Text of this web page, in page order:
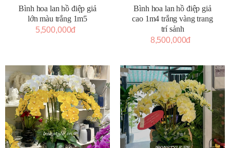
Bình hoa lan hồ điệp giả
lớn màu trắng 1m5
5,500,000đ
Bình hoa lan hồ điệp giả
cao 1m4 trắng vàng trang
trí sảnh
8,500,000đ